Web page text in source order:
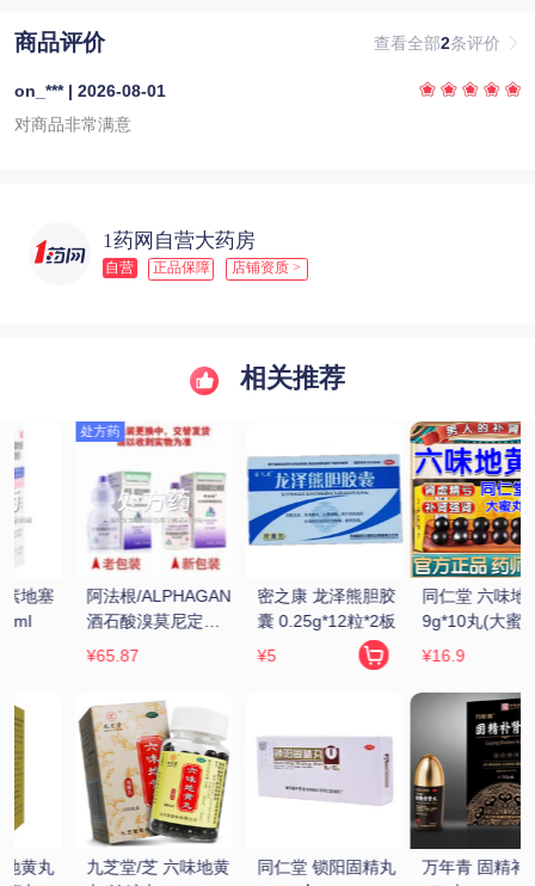
商品评价 查看全部2条评价
on_*** | 2026-08-01
对商品非常满意
1药网自营大药房
自营 正品保障 店铺资质 >
相关推荐
同仁堂 六味地黄丸
9g*10丸(大蜜丸)
金水宝 金水宝胶囊
0.33g*9粒*12板
白云山/花城 龟鹿补
肾丸 4.5g*12袋
¥29.9
万年青 固精补肾丸
汇仁 肾宝片
张恒春 六味地黄丸